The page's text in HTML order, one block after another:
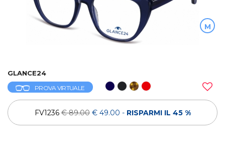
M
GLANCE24
PROVA VIRTUALE
FV1236€ 89.00 € 49.00 - RISPARMI IL 45 %